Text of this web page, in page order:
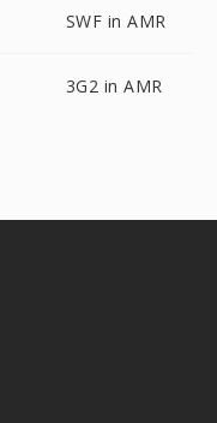
SWF in AMR
3G2 in AMR